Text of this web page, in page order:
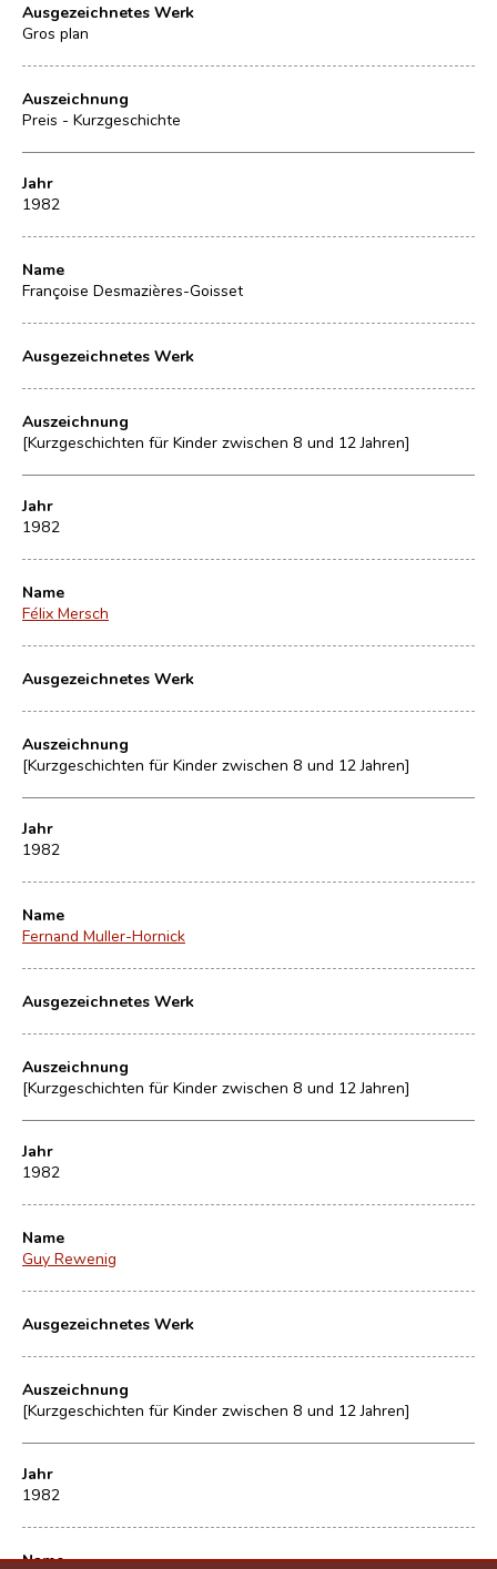
Ausgezeichnetes Werk
Gros plan
Auszeichnung
Preis - Kurzgeschichte
Jahr
1982
Name
Françoise Desmazières-Goisset
Ausgezeichnetes Werk
Auszeichnung
[Kurzgeschichten für Kinder zwischen 8 und 12 Jahren]
Jahr
1982
Name
Félix Mersch
Ausgezeichnetes Werk
Auszeichnung
[Kurzgeschichten für Kinder zwischen 8 und 12 Jahren]
Jahr
1982
Name
Fernand Muller-Hornick
Ausgezeichnetes Werk
Auszeichnung
[Kurzgeschichten für Kinder zwischen 8 und 12 Jahren]
Jahr
1982
Name
Guy Rewenig
Ausgezeichnetes Werk
Auszeichnung
[Kurzgeschichten für Kinder zwischen 8 und 12 Jahren]
Jahr
1982
Name